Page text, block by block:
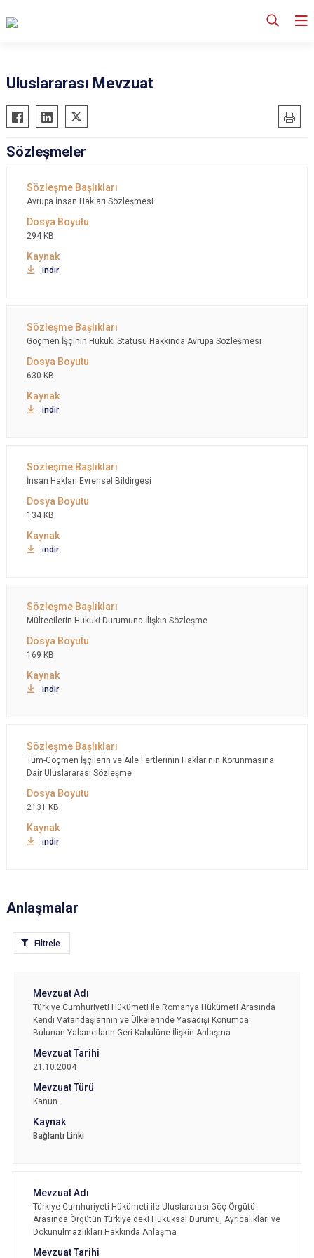
Uluslararası Mevzuat
Sözleşmeler
Avrupa İnsan Hakları Sözleşmesi
294 KB
indir
Göçmen İşçinin Hukuki Statüsü Hakkında Avrupa Sözleşmesi
630 KB
indir
İnsan Hakları Evrensel Bildirgesi
134 KB
indir
Mültecilerin Hukuki Durumuna İlişkin Sözleşme
169 KB
indir
Tüm-Göçmen İşçilerin ve Aile Fertlerinin Haklarının Korunmasına
Dair Uluslararası Sözleşme
2131 KB
indir
Anlaşmalar
Filtrele
Türkiye Cumhuriyeti Hükümeti ile Romanya Hükümeti Arasında
Kendi Vatandaşlarının ve Ülkelerinde Yasadışı Konumda
Bulunan Yabancıların Geri Kabulüne İlişkin Anlaşma
21.10.2004
Kanun
Bağlantı Linki
Türkiye Cumhuriyeti Hükümeti ile Uluslararası Göç Örgütü
Arasında Örgütün Türkiye'deki Hukuksal Durumu, Ayrıcalıkları ve
Dokunulmazlıkları Hakkında Anlaşma